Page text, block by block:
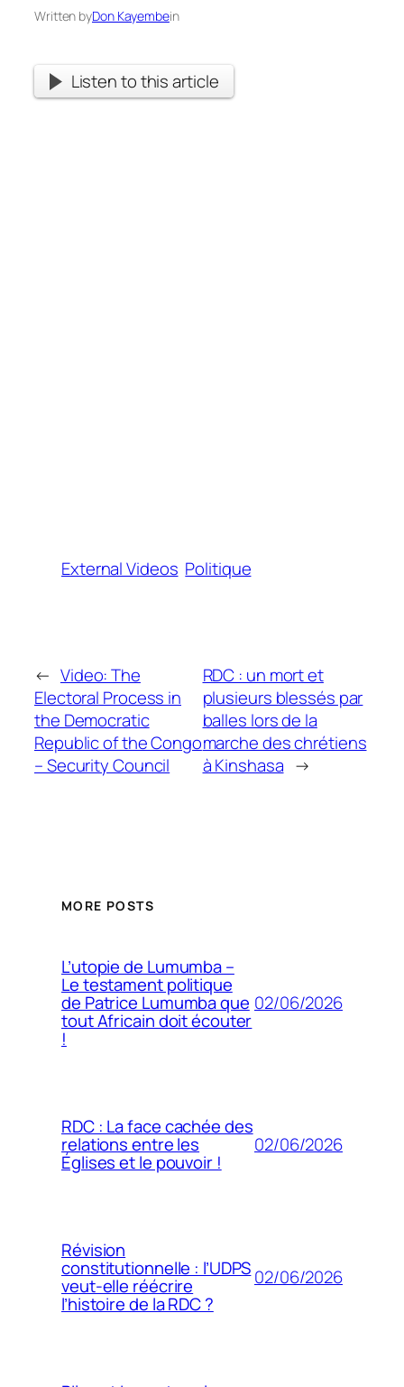
Written byDon Kayembein
Listen to this article
External Videos Politique
← Video: The
Electoral Process in
the Democratic
Republic of the Congo
– Security Council
RDC : un mort et
plusieurs blessés par
balles lors de la
marche des chrétiens
à Kinshasa →
MORE POSTS
L’utopie de Lumumba –
Le testament politique
de Patrice Lumumba que
tout Africain doit écouter
!
02/06/2026
RDC : La face cachée des
relations entre les
Églises et le pouvoir !
02/06/2026
Révision
constitutionnelle : l’UDPS
veut-elle réécrire
l’histoire de la RDC ?
02/06/2026